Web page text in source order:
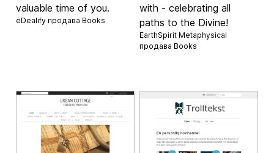
valuable time of you.
eDealify продава Books
with - celebrating all
paths to the Divine!
EarthSpirit Metaphysical
продава Books